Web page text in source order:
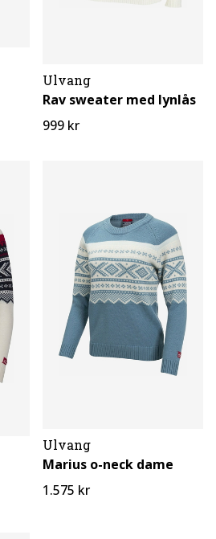
Ulvang
Rav sweater med lynlås
999 kr
Ulvang
Marius o-neck dame
1.575 kr